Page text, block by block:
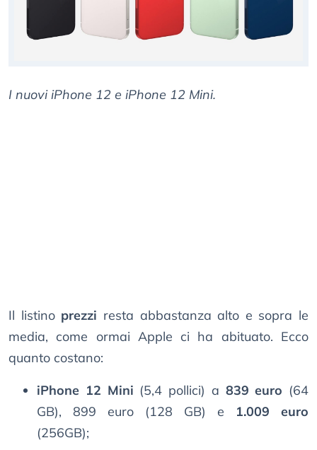
I nuovi iPhone 12 e iPhone 12 Mini.
Il listino prezzi resta abbastanza alto e sopra le
media, come ormai Apple ci ha abituato. Ecco
quanto costano:
iPhone 12 Mini (5,4 pollici) a 839 euro (64
GB), 899 euro (128 GB) e 1.009 euro
(256GB);